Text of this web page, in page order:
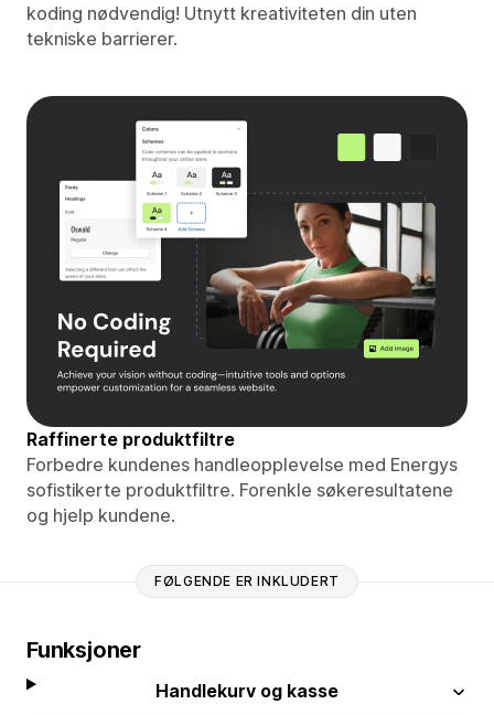
koding nødvendig! Utnytt kreativiteten din uten
tekniske barrierer.
Raffinerte produktfiltre
Forbedre kundenes handleopplevelse med Energys
sofistikerte produktfiltre. Forenkle søkeresultatene
og hjelp kundene.
FØLGENDE ER INKLUDERT
Funksjoner
Handlekurv og kasse